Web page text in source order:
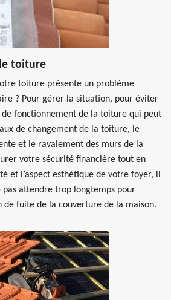
toiture
toiture présente un problème
? Pour gérer la situation, pour éviter
fonctionnement de la toiture qui peut
de changement de la toiture, le
et le ravalement des murs de la
votre sécurité financière tout en
et l’aspect esthétique de votre foyer, il
pas attendre trop longtemps pour
fuite de la couverture de la maison.